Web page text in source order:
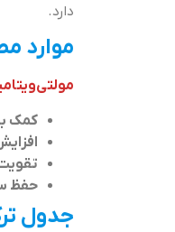
دارد.
موارد
کمک
حفظ
جدول